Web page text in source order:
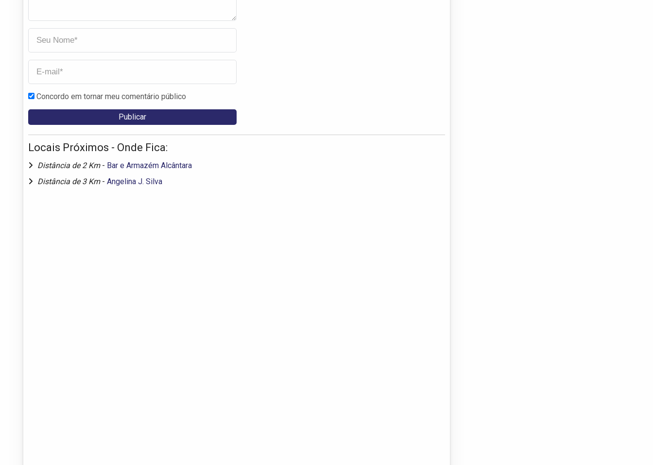
Concordo em tornar meu comentário público
Locais Próximos - Onde Fica:
Distância de 2 Km - Bar e Armazém Alcântara
Distância de 3 Km - Angelina J. Silva